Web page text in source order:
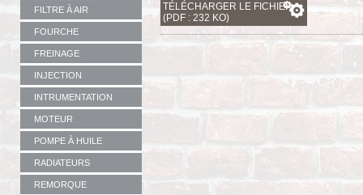
FILTRE À AIR
FOURCHE
FREINAGE
INJECTION
INTRUMENTATION
MOTEUR
POMPE À HUILE
RADIATEURS
REMORQUE
TÉLÉCHARGER LE FICHIER
(PDF : 232 KO)